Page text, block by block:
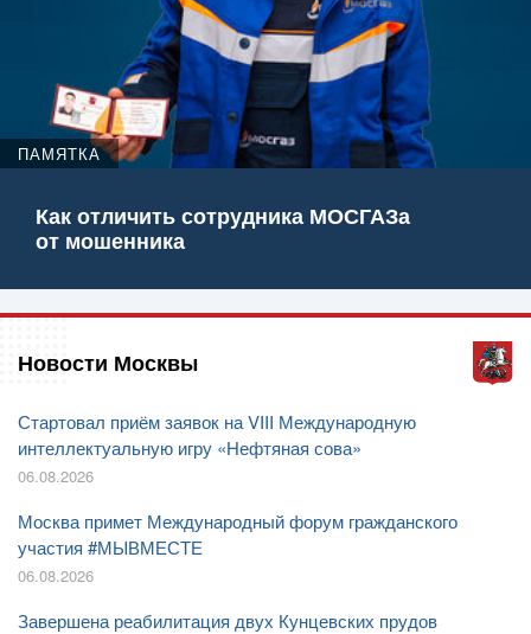
ПАМЯТКА
Как отличить сотрудника МОСГАЗа
от мошенника
Новости Москвы
Стартовал приём заявок на VIII Международную
интеллектуальную игру «Нефтяная сова»
06.08.2026
Москва примет Международный форум гражданского
участия #МЫВМЕСТЕ
06.08.2026
Завершена реабилитация двух Кунцевских прудов